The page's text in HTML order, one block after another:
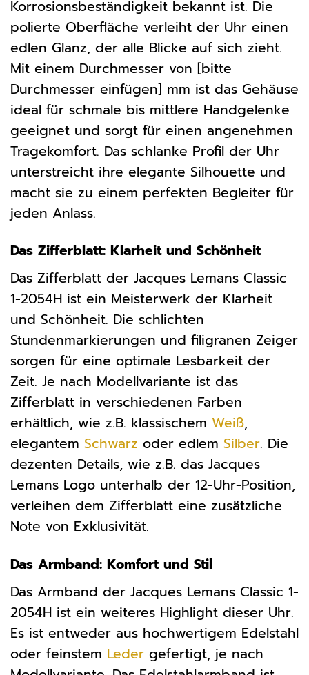
Korrosionsbeständigkeit bekannt ist. Die
polierte Oberfläche verleiht der Uhr einen
edlen Glanz, der alle Blicke auf sich zieht.
Mit einem Durchmesser von [bitte
Durchmesser einfügen] mm ist das Gehäuse
ideal für schmale bis mittlere Handgelenke
geeignet und sorgt für einen angenehmen
Tragekomfort. Das schlanke Profil der Uhr
unterstreicht ihre elegante Silhouette und
macht sie zu einem perfekten Begleiter für
jeden Anlass.
Das Zifferblatt: Klarheit und Schönheit
Das Zifferblatt der Jacques Lemans Classic
1-2054H ist ein Meisterwerk der Klarheit
und Schönheit. Die schlichten
Stundenmarkierungen und filigranen Zeiger
sorgen für eine optimale Lesbarkeit der
Zeit. Je nach Modellvariante ist das
Zifferblatt in verschiedenen Farben
erhältlich, wie z.B. klassischem Weiß,
elegantem Schwarz oder edlem Silber. Die
dezenten Details, wie z.B. das Jacques
Lemans Logo unterhalb der 12-Uhr-Position,
verleihen dem Zifferblatt eine zusätzliche
Note von Exklusivität.
Das Armband: Komfort und Stil
Das Armband der Jacques Lemans Classic 1-
2054H ist ein weiteres Highlight dieser Uhr.
Es ist entweder aus hochwertigem Edelstahl
oder feinstem Leder gefertigt, je nach